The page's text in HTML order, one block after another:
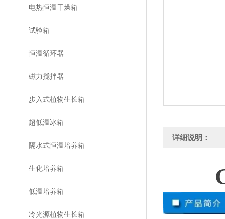
电热恒温干燥箱
试验箱
恒温循环器
磁力搅拌器
步入式植物生长箱
超低温冰箱
隔水式恒温培养箱
生化培养箱
低温培养箱
冷光源植物生长箱
详细说明：